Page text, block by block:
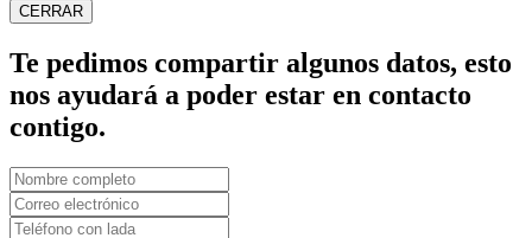
CERRAR
Te pedimos compartir algunos datos, esto
nos ayudará a poder estar en contacto
contigo.